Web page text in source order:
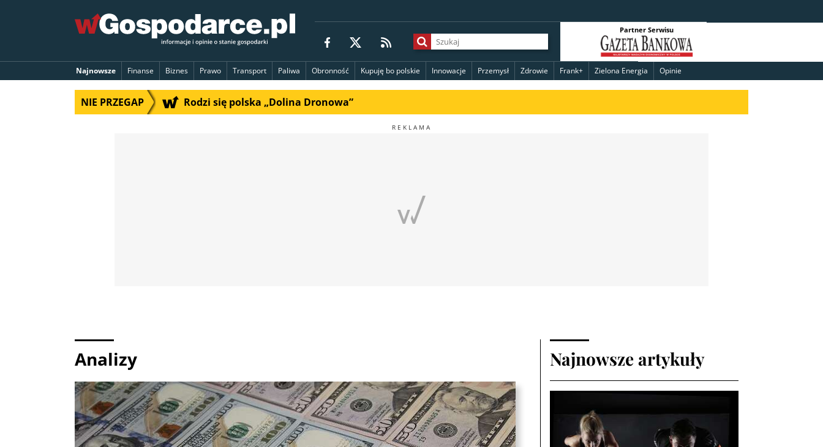
Partner Serwisu
Najnowsze Finanse Biznes Prawo Transport Paliwa Obronność Kupuję bo polskie Innowacje Przemysł Zdrowie Frank+ Zielona Energia Opinie
NIE PRZEGAP Rodzi się polska „Dolina Dronowa”
Analizy Najnowsze artykuły